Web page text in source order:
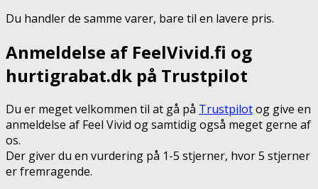
Du handler de samme varer, bare til en lavere pris.
Anmeldelse af FeelVivid.fi og
hurtigrabat.dk på Trustpilot
Du er meget velkommen til at gå på Trustpilotog give en
anmeldelse af Feel Vivid og samtidig også meget gerne af
os.
Der giver du en vurdering på 1-5 stjerner, hvor 5 stjerner
er fremragende.